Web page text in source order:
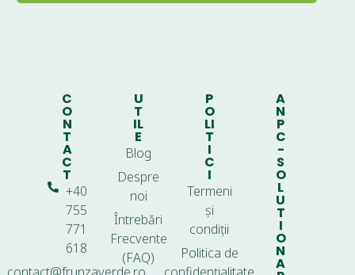
C
O
N
T
A
C
T
+40
755
771
618
U
T
IL
E
Blog
Despre
noi
Întrebări
Frecvente
(FAQ)
P
O
LI
T
I
C
I
Termeni
și
condiții
Politica de
A
N
P
C
-
S
O
L
U
T
I
O
N
A